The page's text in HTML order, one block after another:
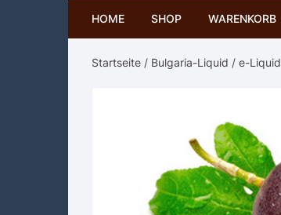
HOME SHOP WARENKORB
Startseite / Bulgaria-Liquid / e-Liquid